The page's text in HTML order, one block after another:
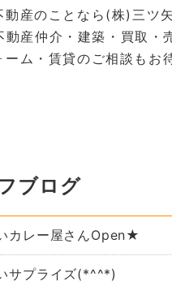
産のことなら(株)三ツ
動産仲介・建築・買取・
ーム・賃貸のご相談も お
ブログ
カレー屋さんOpen★
サプライズ(*^^*)